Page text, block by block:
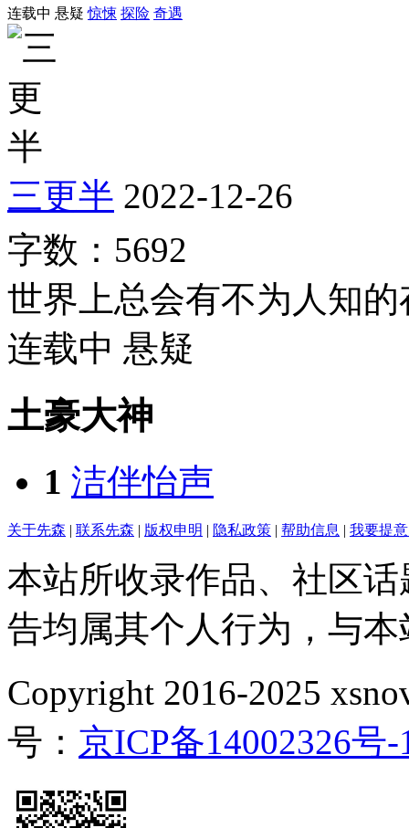
连载中 悬疑 惊悚 探险 奇遇
三更半 2022-12-26
字数：5692
世界上总会有不为人知的
连载中 悬疑
土豪大神
1 洁伴怡声
关于先森 | 联系先森 | 版权申明 | 隐私政策 | 帮助信息 | 我要提
本站所收录作品、社区
告均属其个人行为，与
Copyright 2016-2025
号： 京ICP备14002326号-